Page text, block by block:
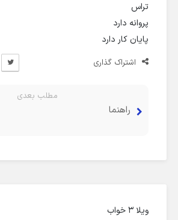
تراس
پروانه دارد
پایان کار دارد
اشتراک گذاری
مطلب بعدی
راهنما
ویلا ۳ خواب